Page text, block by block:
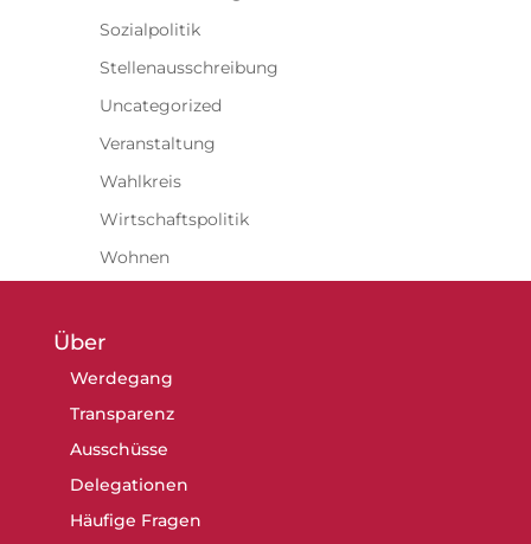
Sozialpolitik
Stellenausschreibung
Uncategorized
Veranstaltung
Wahlkreis
Wirtschaftspolitik
Wohnen
Über
Werdegang
Transparenz
Ausschüsse
Delegationen
Häufige Fragen